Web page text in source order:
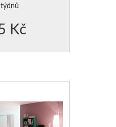
Kč